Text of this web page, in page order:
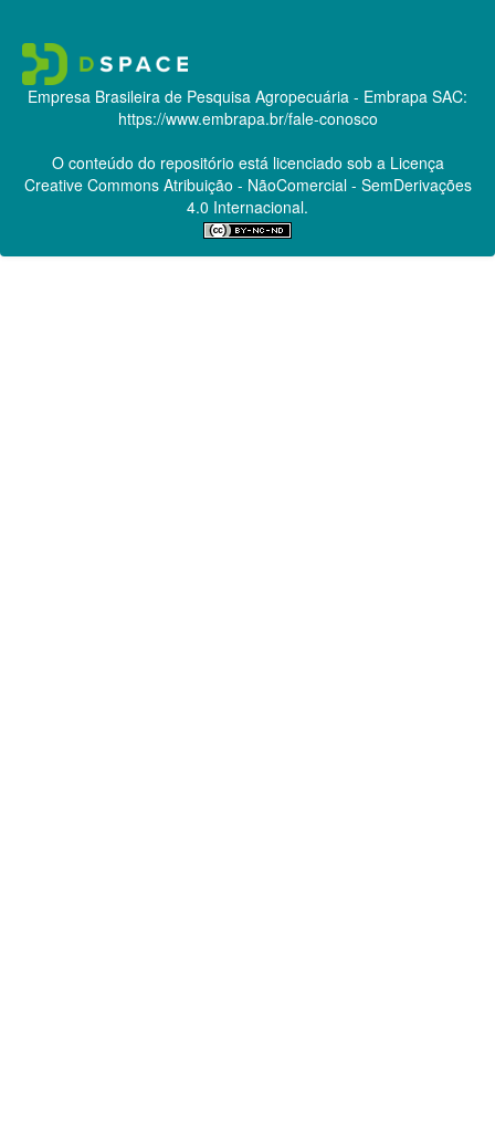
Empresa Brasileira de Pesquisa Agropecuária - Embrapa SAC:
https://www.embrapa.br/fale-conosco
O conteúdo do repositório está licenciado sob a Licença
Creative CommonsAtribuição - NãoComercial - SemDerivações
4.0 Internacional.